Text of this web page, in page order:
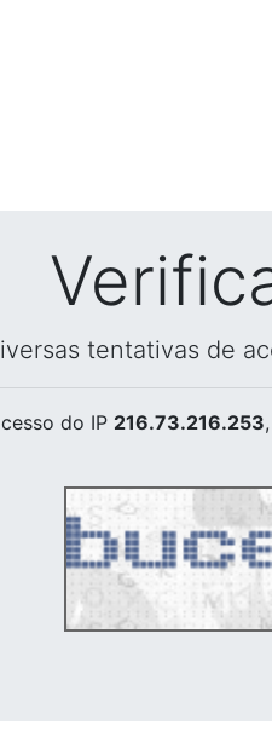
tentativas de
do IP 216.73.216.253